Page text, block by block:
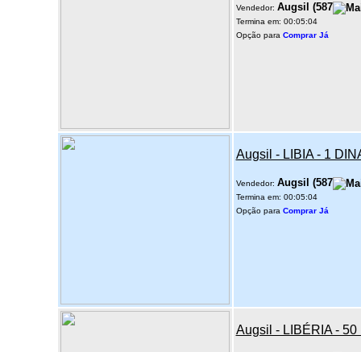
Vendedor: Augsil (587
Termina em: 00:05:04
Opção para Comprar Já
Augsil - LIBIA - 1
Vendedor: Augsil (587
Termina em: 00:05:04
Opção para Comprar Já
Augsil - LIBÉRIA -